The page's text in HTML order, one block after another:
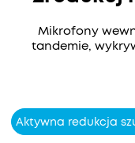
Mikrofony
tandemie,
Aktywna redukcja